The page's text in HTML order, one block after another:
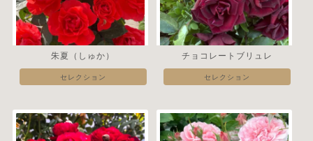
朱夏（しゅか）
セレクション
チョコレートブリュレ
セレクション